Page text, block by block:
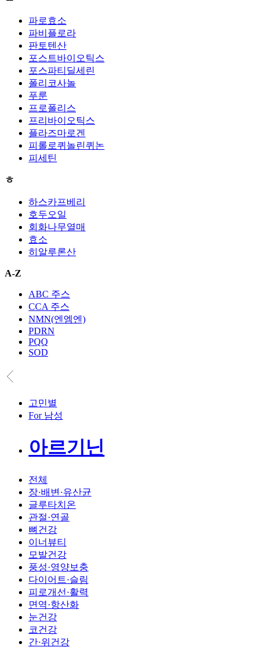
파로효소
파비플로라
판토텐산
포스트바이오틱스
포스파티딜세린
폴리코사놀
푸룬
프로폴리스
프리바이오틱스
플라즈마로겐
피롤로퀴놀린퀴논
피세틴
ㅎ
하스카프베리
호두오일
회화나무열매
효소
히알루론산
A-Z
ABC 주스
CCA 주스
NMN(엔엠엔)
PDRN
PQQ
SOD
고민별
For 남성
아르기닌
전체
장·배변·유산균
글루타치온
관절·연골
뼈건강
이너뷰티
모발건강
풍성·영양보충
다이어트·슬림
피로개선·활력
면역·항산화
눈건강
코건강
간·위건강